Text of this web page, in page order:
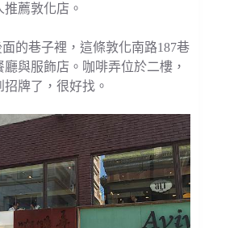
薦敦化店。
的巷子裡，這條敦化南路187巷
與服飾店。咖啡弄位於二樓，
牌了，很好找。